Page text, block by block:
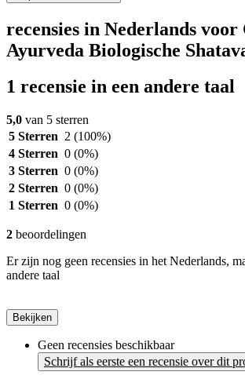
recensies in Nederlands voor
Ayurveda Biologische
1 recensie in een andere taal
5,0 van 5 sterren
5 Sterren 2 (100%)
4 Sterren 0 (0%)
3 Sterren 0 (0%)
2 Sterren 0 (0%)
1 Sterren 0 (0%)
2 beoordelingen
Er zijn nog geen recensies in het Nederlands,
andere taal
Bekijken
Geen recensies beschikbaar
Schrijf als eerste een recensie over dit